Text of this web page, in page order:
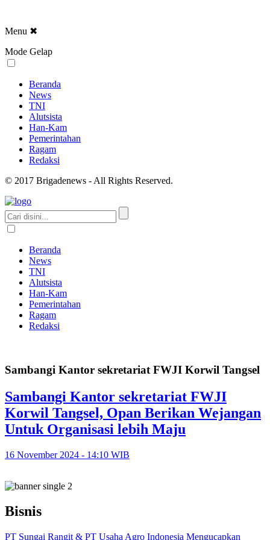
Menu ✖
Mode Gelap
Beranda
News
TNI
Alutsista
Han-Kam
Pemerintahan
Ragam
Redaksi
© 2017 Brigadenews - All Rights Reserved.
Beranda
News
TNI
Alutsista
Han-Kam
Pemerintahan
Ragam
Redaksi
Sambangi Kantor sekretariat FWJI Korwil Tangsel
Sambangi Kantor sekretariat FWJI
Korwil Tangsel, Opan Berikan Wejangan
Untuk Organisasi lebih Maju
16 November 2024 - 14:10 WIB
Bisnis
PT Sungai Rangit & PT Usaha Agro Indonesia Mengucapkan